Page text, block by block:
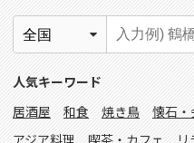
人気キーワード
居酒屋
和食 焼き鳥 懐石・